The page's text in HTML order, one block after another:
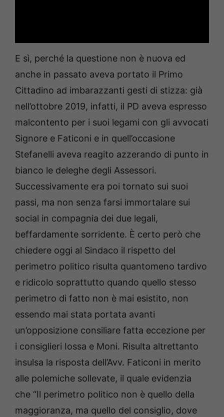
E sì, perché la questione non è nuova ed
anche in passato aveva portato il Primo
Cittadino ad imbarazzanti gesti di stizza: già
nell’ottobre 2019, infatti, il PD aveva espresso
malcontento per i suoi legami con gli avvocati
Signore e Faticoni e in quell’occasione
Stefanelli aveva reagito azzerando di punto in
bianco le deleghe degli Assessori.
Successivamente era poi tornato sui suoi
passi, ma non senza farsi immortalare sui
social in compagnia dei due legali,
beffardamente sorridente. È certo però che
chiedere oggi al Sindaco il rispetto del
perimetro politico risulta quantomeno tardivo
e ridicolo soprattutto quando quello stesso
perimetro di fatto non è mai esistito, non
essendo mai stata portata avanti
un’opposizione consiliare fatta eccezione per
i consiglieri Iossa e Moni. Risulta altrettanto
insulsa la risposta dell’Avv. Faticoni in merito
alle polemiche sollevate, il quale evidenzia
che “Il perimetro politico non è quello della
maggioranza, ma quello del consiglio, dove